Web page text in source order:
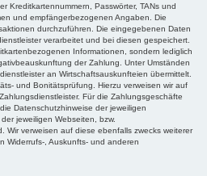
Kreditkartennummern, Passwörter, TANs und
und empfängerbezogenen Angaben. Die
durchzuführen. Die eingegebenen Daten
verarbeitet und bei diesen gespeichert.
Informationen, sondern lediglich
der Zahlung. Unter Umständen
an Wirtschaftsauskunfteien übermittelt.
und Bonitätsprüfung. Hierzu verweisen wir auf
Für die Zahlungsgeschäfte
Datenschutzhinweise der jeweiligen
jeweiligen Webseiten, bzw.
Wir verweisen auf diese ebenfalls zwecks weiterer
Widerrufs-, Auskunfts- und anderen